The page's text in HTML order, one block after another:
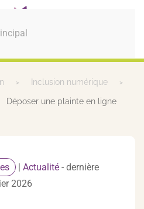
Inclusion numérique
Déposer une plainte en ligne
| Actualité - dernière
2026